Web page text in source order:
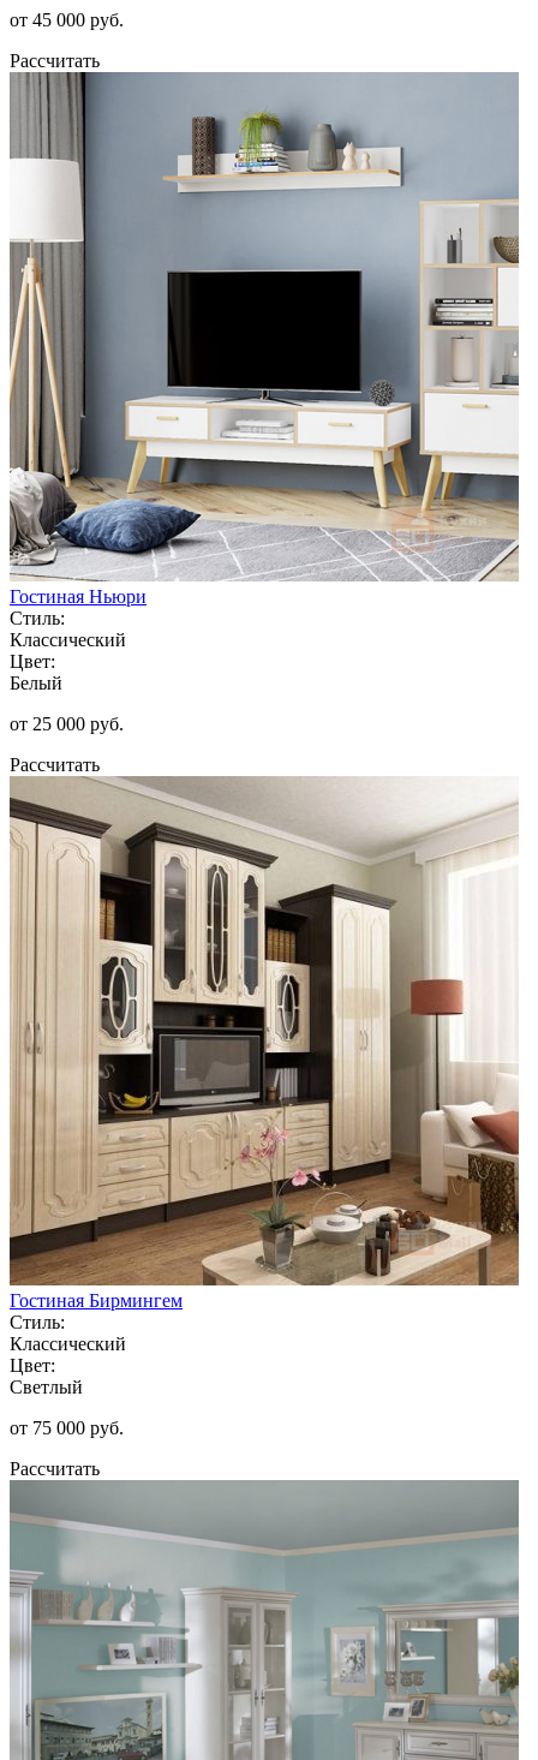
от 45 000 руб.
Рассчитать
Гостиная Ньюри
Стиль:
Классический
Цвет:
Белый
от 25 000 руб.
Рассчитать
Гостиная Бирмингем
Стиль:
Классический
Цвет:
Светлый
от 75 000 руб.
Рассчитать